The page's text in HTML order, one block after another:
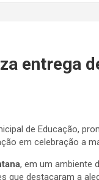
entrega
de Educação,
em celebração a
, em um ambiente
destacaram a